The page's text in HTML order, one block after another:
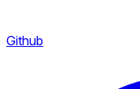
Github